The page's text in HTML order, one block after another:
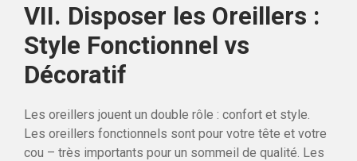
VII. Disposer les Oreillers :
Style Fonctionnel vs
Décoratif
Les oreillers jouent un double rôle : confort et style.
Les oreillers fonctionnels sont pour votre tête et votre
cou – très importants pour un sommeil de qualité. Les